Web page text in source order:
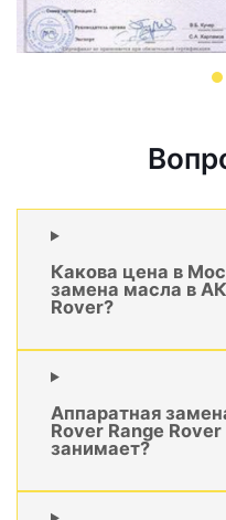
Какова цена в
замена масла в
Rover?
Аппаратная
Rover Range
занимает?